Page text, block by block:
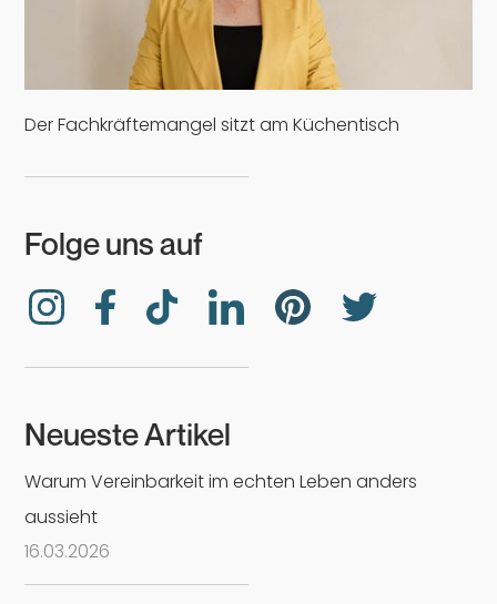
Der Fachkräftemangel sitzt am Küchentisch
Folge uns auf
Neueste Artikel
Warum Vereinbarkeit im echten Leben anders
aussieht
16.03.2026